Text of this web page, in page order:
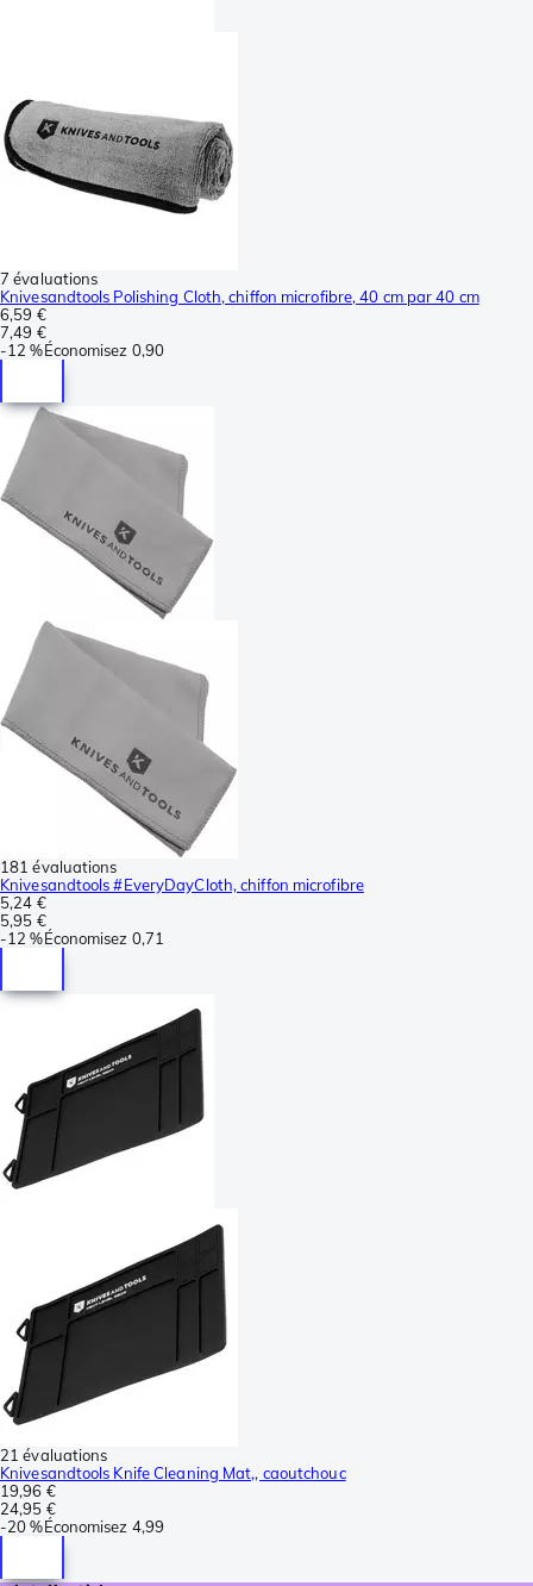
7 évaluations
Knivesandtools Polishing Cloth, chiffon microfibre, 40 cm par 40 cm
6,59 €
7,49 €
-12 %Économisez 0,90
181 évaluations
Knivesandtools #EveryDayCloth, chiffon microfibre
5,24 €
5,95 €
-12 %Économisez 0,71
21 évaluations
Knivesandtools Knife Cleaning Mat,, caoutchouc
19,96 €
24,95 €
-20 %Économisez 4,99